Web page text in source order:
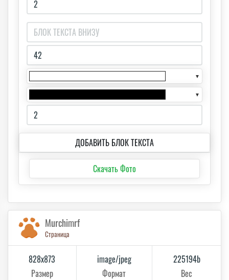
▼
▼
ДОБАВИТЬ БЛОК ТЕКСТА
Скачать Фото
Murchimrf
Страница
828x873
Размер
image/jpeg
Формат
225194b
Вес